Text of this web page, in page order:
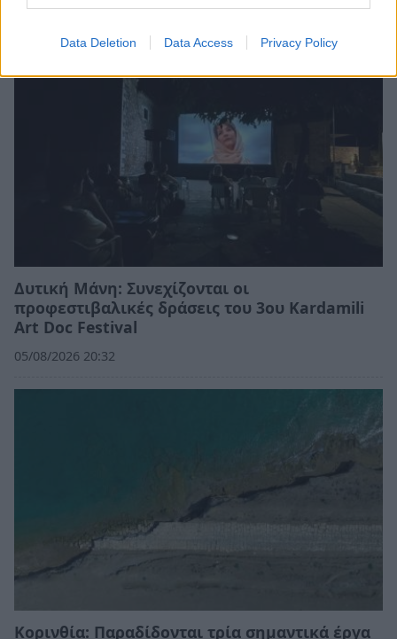
Data Deletion Data Access Privacy Policy
Δυτική Μάνη: Συνεχίζονται οι
προφεστιβαλικές δράσεις του 3ου Kardamili
Art Doc Festival
05/08/2026 20:32
Κορινθία: Παραδίδονται τρία σημαντικά έργα